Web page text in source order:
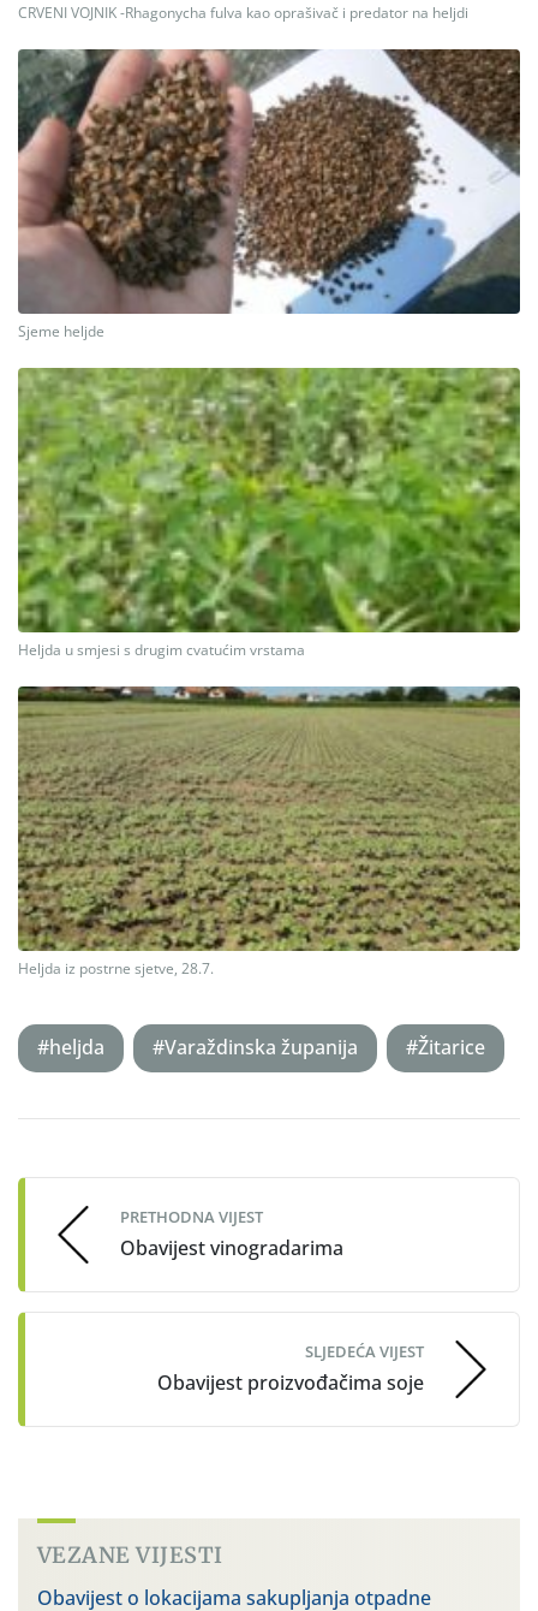
CRVENI VOJNIK -Rhagonycha fulva kao oprašivač i predator na heljdi
Sjeme heljde
Heljda u smjesi s drugim cvatućim vrstama
Heljda iz postrne sjetve, 28.7.
#heljda #Varaždinska županija #Žitarice
navigation
PRETHODNA VIJEST
Obavijest vinogradarima
SLJEDEĆA VIJEST
Obavijest proizvođačima soje
VEZANE VIJESTI
Obavijest o lokacijama sakupljanja otpadne